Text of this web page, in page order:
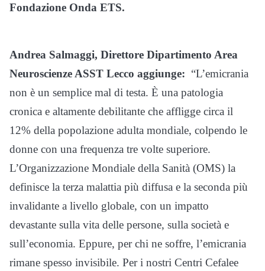
Fondazione Onda ETS.
Andrea Salmaggi, Direttore Dipartimento Area
Neuroscienze ASST Lecco aggiunge: “L’emicrania
non è un semplice mal di testa. È una patologia
cronica e altamente debilitante che affligge circa il
12% della popolazione adulta mondiale, colpendo le
donne con una frequenza tre volte superiore.
L’Organizzazione Mondiale della Sanità (OMS) la
definisce la terza malattia più diffusa e la seconda più
invalidante a livello globale, con un impatto
devastante sulla vita delle persone, sulla società e
sull’economia. Eppure, per chi ne soffre, l’emicrania
rimane spesso invisibile. Per i nostri Centri Cefalee